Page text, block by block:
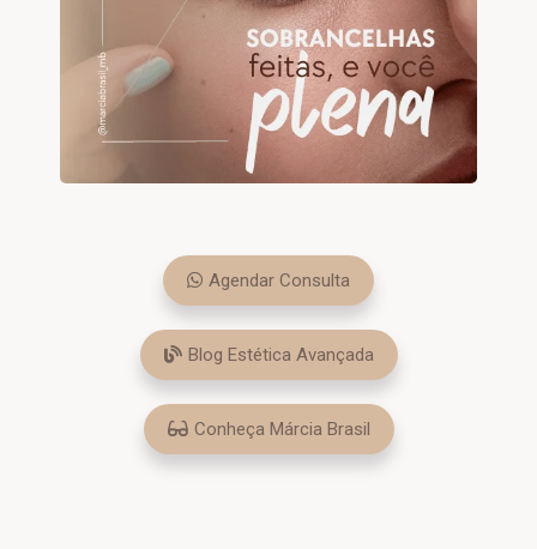
Agendar Consulta
Blog Estética Avançada
Conheça Márcia Brasil